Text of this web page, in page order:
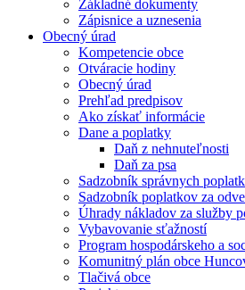
Základné dokumenty
Zápisnice a uznesenia
Obecný úrad
Kompetencie obce
Otváracie hodiny
Obecný úrad
Prehľad predpisov
Ako získať informácie
Dane a poplatky
Daň z nehnuteľnosti
Daň za psa
Sadzobník správnych
Sadzobník poplatkov za
Úhrady nákladov za služby
Vybavovanie sťažností
Program hospodárskeho a
Komunitný plán obce
Tlačivá obce